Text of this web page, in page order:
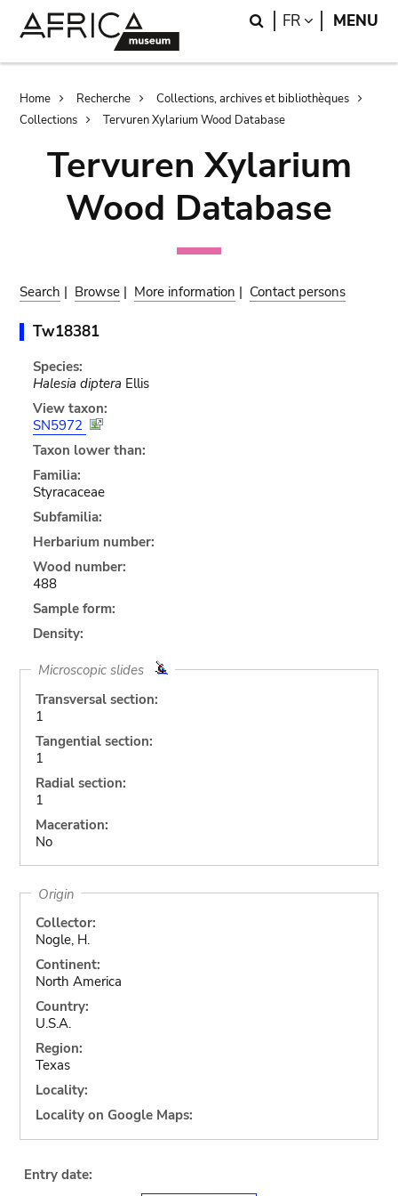
Search
FR LANGUAGE
MENU
Breadcrumb
Home Recherche
Collections, archives et bibliothèques
Collections
Tervuren Xylarium Wood Database
Tervuren Xylarium
Wood Database
Search | Browse | More information | Contact persons
Tw18381
Species:
Halesia diptera Ellis
View taxon:
SN5972
Taxon lower than:
Familia:
Styracaceae
Subfamilia:
Herbarium number:
Wood number:
488
Sample form:
Density:
Microscopic slides
Transversal section:
1
Tangential section:
1
Radial section:
1
Maceration:
No
Origin
Collector:
Nogle, H.
Continent:
North America
Country:
U.S.A.
Region:
Texas
Locality:
Locality on Google Maps:
Entry date: